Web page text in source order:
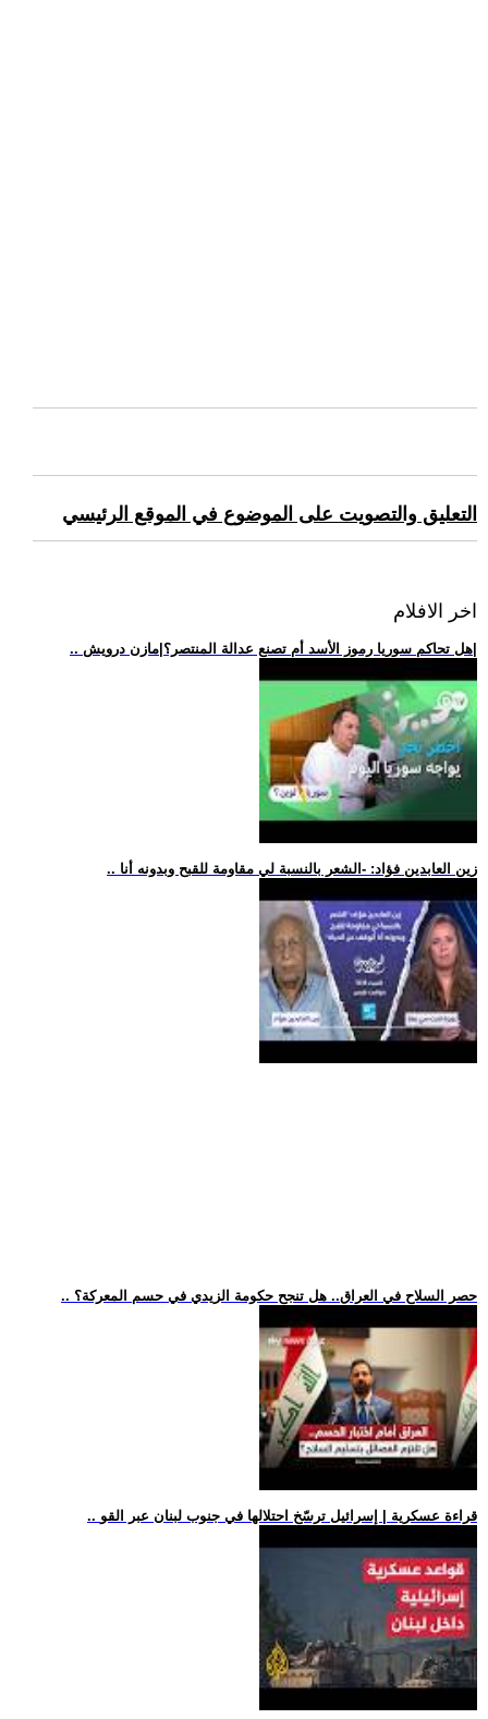
التعليق والتصويت على الموضوع في الموقع الرئيسي
اخر الافلام
.. زين العابدين فؤاد: -الشعر بالنسبة لي مقاومة للقبح وبدونه أنا
.. حصر السلاح في العراق.. هل تنجح حكومة الزيدي في حسم المعركة؟
.. قراءة عسكرية | إسرائيل ترسّخ احتلالها في جنوب لبنان عبر القو